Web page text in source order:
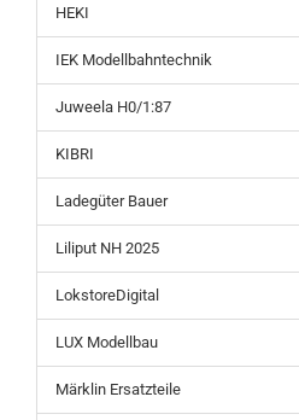
HEKI
IEK Modellbahntechnik
Juweela H0/1:87
KIBRI
Ladegüter Bauer
Liliput NH 2025
LokstoreDigital
LUX Modellbau
Märklin Ersatzteile